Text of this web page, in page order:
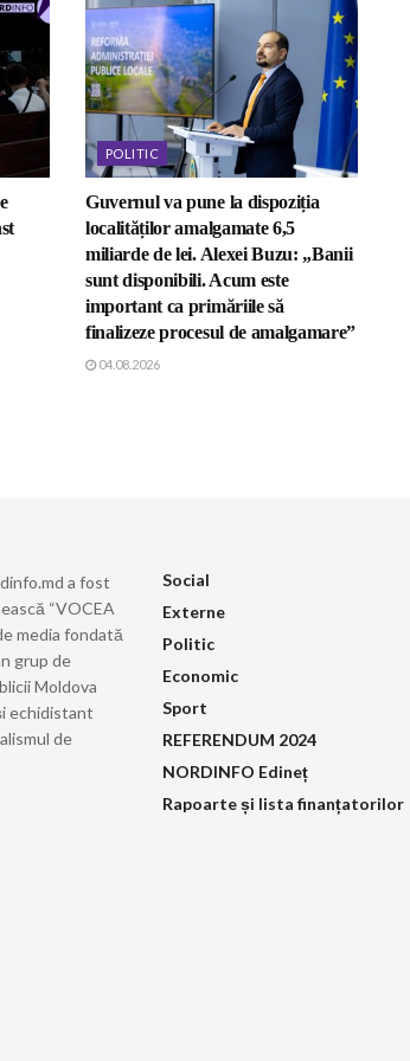
POLITIC
Guvernul va pune la dispoziția
localităților amalgamate 6,5
miliarde de lei. Alexei Buzu: „Banii
sunt disponibili. Acum este
important ca primăriile să
finalizeze procesul de amalgamare”
04.08.2026
a fost
“VOCEA
media fondată
grup de
Moldova
echidistant
de
Social
Externe
Politic
Economic
Sport
REFERENDUM 2024
NORDINFO Edineț
Rapoarte și lista finanțatorilor